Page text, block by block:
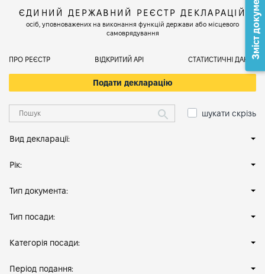
ЄДИНИЙ ДЕРЖАВНИЙ РЕЄСТР ДЕКЛАРАЦІЙ
осіб, уповноважених на виконання функцій держави або місцевого
самоврядування
ПРО РЕЄСТР ВІДКРИТИЙ АРІ СТАТИСТИЧНІ ДАНІ
Подати декларацію
шукати скрізь
Вид декларації:
Рік:
Тип документа:
Тип посади:
Категорія посади:
Період подання:
Зміст документа